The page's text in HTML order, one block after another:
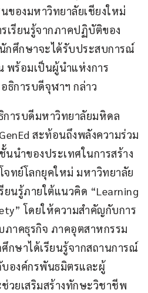
ของมหาวิทยาลัยเชียงใหม่
เรียนรู้จากภาคปฏิบัติของ
ศึกษาจะได้รับประสบการณ์
พร้อมเป็นผู้นำแห่งการ
ธิการบดีจุฬาฯ กล่าว
การบดีมหาวิทยาลัยมหิดล
สะท้อนถึงพลังความร่วม
นำของประเทศในการสร้าง
ทย์โลกยุคใหม่ มหาวิทยาลัย
ยนรู้ภายใต้แนวคิด “Learning
โดยให้ความสำคัญกับการ
ภาคธุรกิจ ภาคอุตสาหกรรม
กษาได้เรียนรู้จากสถานการณ์
บองค์กรพันธมิตรและผู้
วยเสริมสร้างทักษะวิชาชีพ